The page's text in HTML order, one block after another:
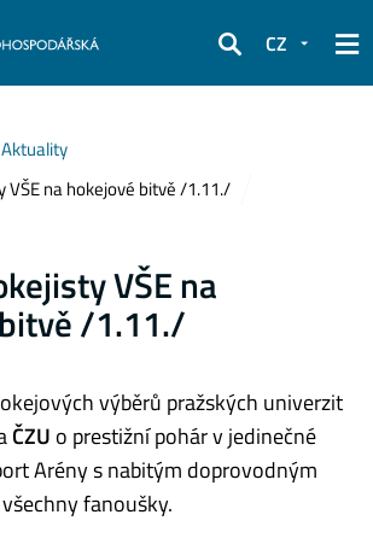
Hledat
CZ
Aktuality
VŠE na hokejové bitvě /1.11./
VŠE na
/1.11./
výběrů pražských univerzit
ČZU o prestižní pohár v jedinečné
Arény s nabitým doprovodným
fanoušky.